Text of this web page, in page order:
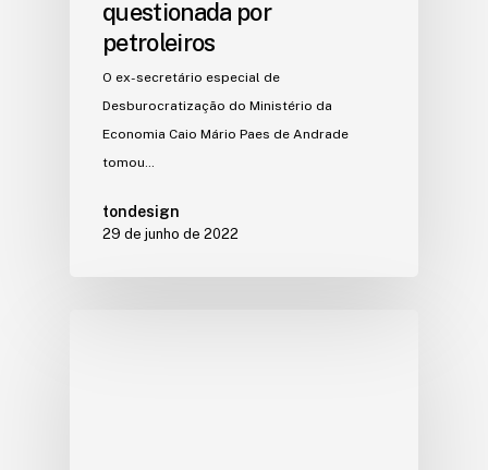
questionada por
petroleiros
O ex-secretário especial de
Desburocratização do Ministério da
Economia Caio Mário Paes de Andrade
tomou…
tondesign
29 de junho de 2022